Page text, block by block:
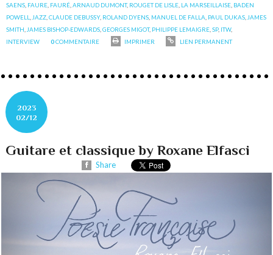
SAENS FAURE FAURÉ ,ARNAUD DUMONT, ROUGET DE LISLE LA MARSEILLAISE BADEN
POWELL
JAZZ ,CLAUDE DEBUSSY, ROLAND DYENS MANUEL DE FALLA PAUL DUKAS JAMES
SMITH JAMES BISHOP-EDWARDS ,GEORGES MIGOT, PHILIPPE LEMAIGRE ,SP, ITW,
INTERVIEW
0COMMENTAIRE IMPRIMER LIEN PERMANENT
2023
02/12
Guitare et classique by Roxane Elfasci
Share